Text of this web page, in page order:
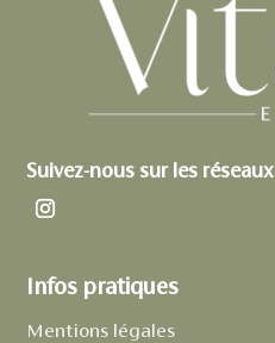
Suivez-nous sur les réseaux
Infos pratiques
Mentions légales